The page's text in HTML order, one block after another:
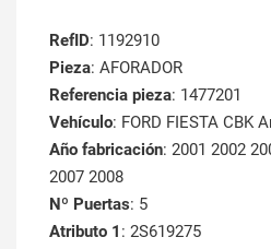
RefID: 1192910
Pieza: AFORADOR
Referencia pieza: 1477201
Vehículo: FORD FIESTA CBK
Año fabricación: 2001 2002
2007 2008
Nº Puertas: 5
Atributo 1 : 2S619275